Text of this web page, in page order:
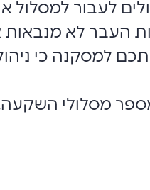
לעבור למסלול
העבר לא
למסקנה כי
מסלולי